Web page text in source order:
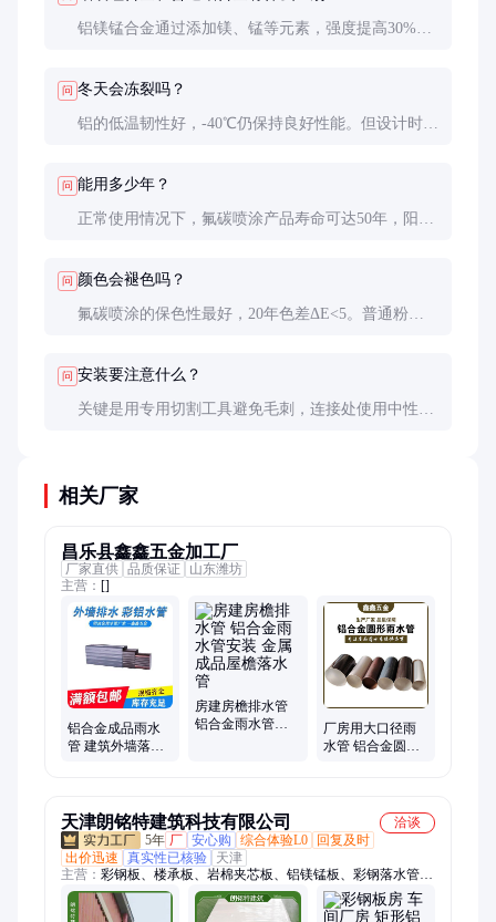
铝镁锰合金通过添加镁、锰等元素，强度提高30%以
问 冬天会冻裂吗？
铝的低温韧性好，-40℃仍保持良好性能。但设计时
问 能用多少年？
正常使用情况下，氟碳喷涂产品寿命可达50年，阳极
问 颜色会褪色吗？
氟碳喷涂的保色性最好，20年色差ΔE<5。普通粉末
问 安装要注意什么？
关键是用专用切割工具避免毛刺，连接处使用中性密
相关厂家
昌乐县鑫鑫五金加工厂
厂家直供 品质保证
山东潍坊
主营： []
铝合金成品雨水
管 建筑外墙落水
房建房檐排水管
铝合金雨水管安
厂房用大口径雨
水管 铝合金圆形
天津朗铭特建筑科技有限公司
洽谈
5年 厂 安心购 综合体验L0
回复及时
出价迅速
真实性已核验
天津
主营： 彩钢板、楼承板、岩棉夹芯板、铝镁锰板、彩钢落水管、
穿孔板、天沟水沟